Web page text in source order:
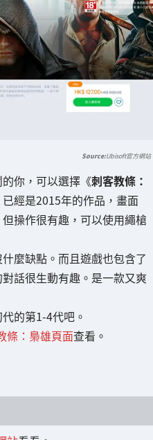
Ubisoft官方網站
你，可以選擇《刺客教條：
經是2015年的作品，畫面
操作很有趣，可以使用繩槍
麼缺點。而且遊戲也包含了
話很生動有趣。是一款又爽
的第1-4代吧。
條：梟雄頁面查看。